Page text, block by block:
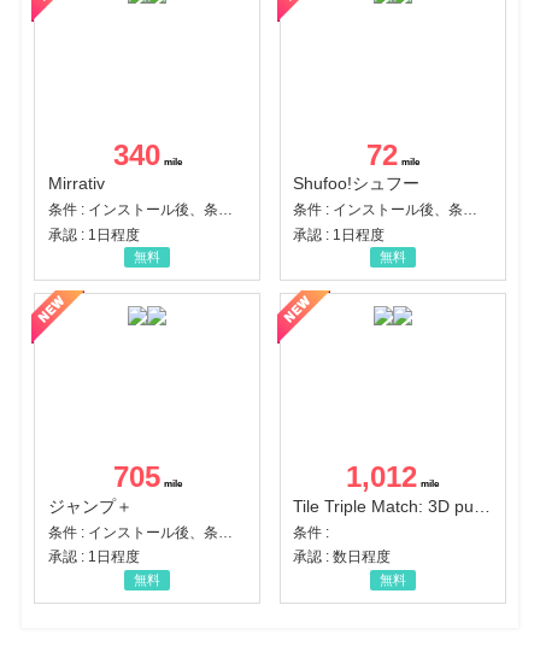
340
Mirrativ
条件 : インストール後、条件達成
承認 : 1日程度
無料
72
Shufoo!シュフー
条件 : インストール後、条件達成
承認 : 1日程度
無料
705
ジャンプ＋
承認 : 1日程度
無料
1,012
条件 :
承認 : 数日程度
無料